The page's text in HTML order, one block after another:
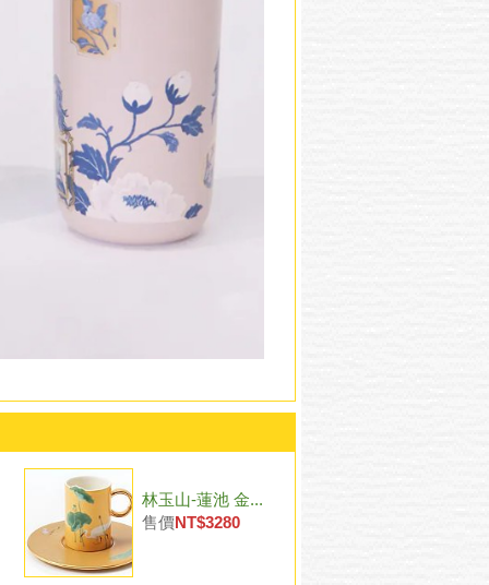
林玉山-蓮池 金...
售價NT$3280